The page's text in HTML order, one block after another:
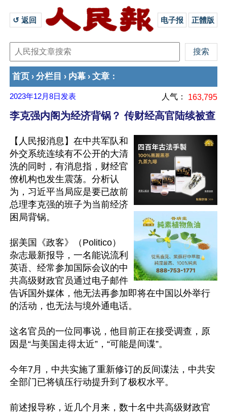
↺ 返回 电子报 正體版
首页 › 分栏目 › 内幕 › 文章 ：
2023年12月8日 发表 人气： 163,795
李克强内阁为经济背锅？ 传财经高官陆续被查
【人民报消息】在中共军队和
外交系统连续有不公开的大清
洗的同时，有消息指，财经官
僚机构也发生震荡。分析认
为，习近平当局应是要已故前
总理李克强的班子为当前经济
困局背锅。
据美国《政客》（Politico）
杂志最新报导，一名能说流利
英语、经常参加国际会议的中
共高级财政官员通过电子邮件
告诉国外媒体，他无法再参加即将在中国以外举行
的活动，也无法与境外通电话。
这名官员的一位同事说，他目前正在接受调查，原
因是“与美国走得太近”，“可能是间谍”。
今年7月，中共实施了重新修订的反间谍法，中共安
全部门已将镇压行动提升到了极权水平。
前述报导称，近几个月来，数十名中共高级财政官